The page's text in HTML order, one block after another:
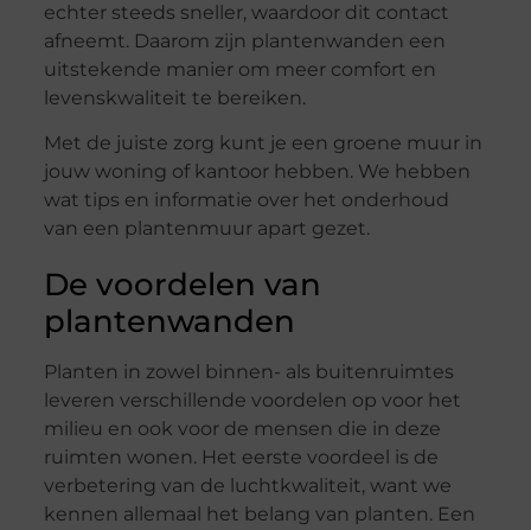
echter steeds sneller, waardoor dit contact
afneemt. Daarom zijn plantenwanden een
uitstekende manier om meer comfort en
levenskwaliteit te bereiken.
Met de juiste zorg kunt je een groene muur in
jouw woning of kantoor hebben. We hebben
wat tips en informatie over het onderhoud
van een plantenmuur apart gezet.
De voordelen van
plantenwanden
Planten in zowel binnen- als buitenruimtes
leveren verschillende voordelen op voor het
milieu en ook voor de mensen die in deze
ruimten wonen. Het eerste voordeel is de
verbetering van de luchtkwaliteit, want we
kennen allemaal het belang van planten. Een